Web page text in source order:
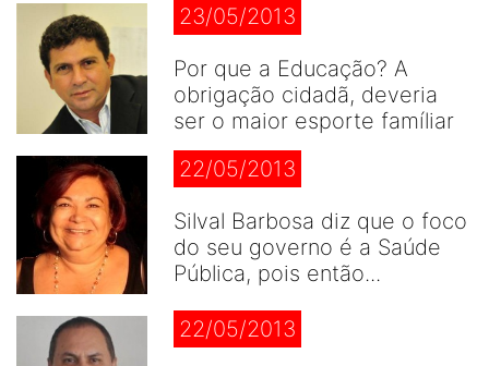
23/05/2013
Por que a Educação? A
obrigação cidadã, deveria
ser o maior esporte famíliar
22/05/2013
Silval Barbosa diz que o foco
do seu governo é a Saúde
Pública, pois então...
22/05/2013